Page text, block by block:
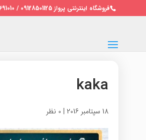
فروشگاه اینترنتی پرواز 09128501125 / 02122691010
kaka
18 سپتامبر 2016 | 0 نظر